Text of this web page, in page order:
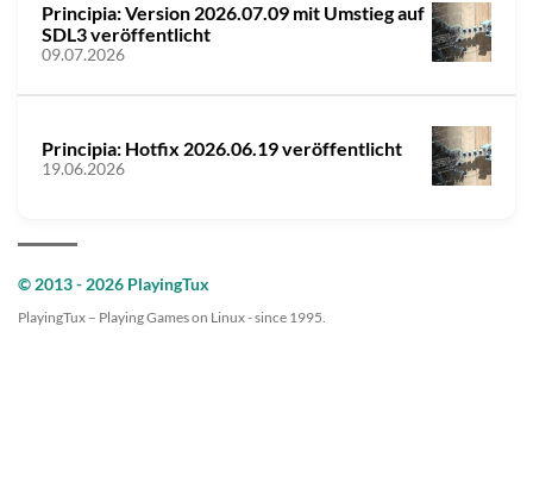
Principia: Version 2026.07.09 mit Umstieg auf
SDL3 veröffentlicht
09.07.2026
Principia: Hotfix 2026.06.19 veröffentlicht
19.06.2026
© 2013 - 2026 PlayingTux
PlayingTux – Playing Games on Linux - since 1995.